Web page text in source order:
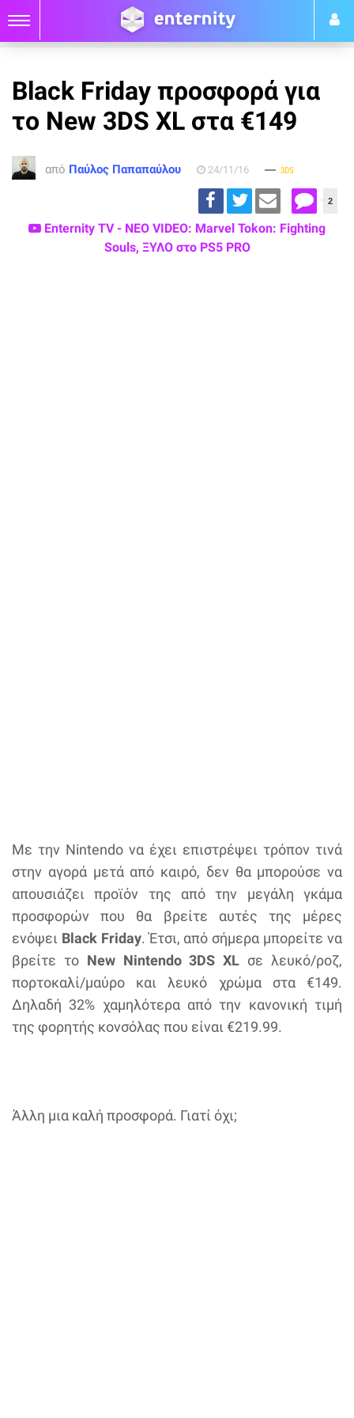
Black Friday προσφορά για
το New 3DS XL στα €149
από Παύλος Παπαπαύλου 24/11/16 3DS
2
Enternity TV - ΝΕΟ VIDEO: Marvel Tokon: Fighting
Souls, ΞΥΛΟ στο PS5 PRO
Με την Nintendo να έχει επιστρέψει τρόπον τινά
στην αγορά μετά από καιρό, δεν θα μπορούσε να
απουσιάζει προϊόν της από την μεγάλη γκάμα
προσφορών που θα βρείτε αυτές της μέρες
ενόψει Black Friday. Έτσι, από σήμερα μπορείτε να
βρείτε το New Nintendo 3DS XL σε λευκό/ροζ,
πορτοκαλί/μαύρο και λευκό χρώμα στα €149.
Δηλαδή 32% χαμηλότερα από την κανονική τιμή
της φορητής κονσόλας που είναι €219.99.
Άλλη μια καλή προσφορά. Γιατί όχι;